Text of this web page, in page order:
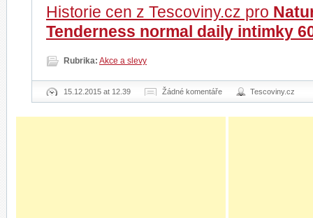
Historie cen z Tescoviny.cz pro
Tenderness normal daily intimky
Rubrika: Akce a slevy
15.12.2015 at 12.39 Žádné komentáře Tescoviny.cz